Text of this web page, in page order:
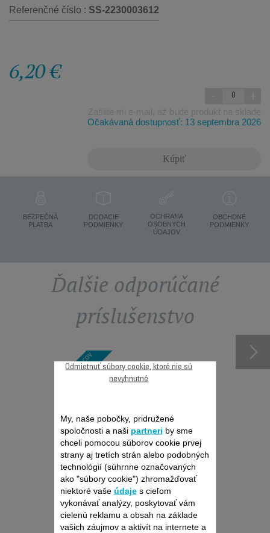
Referenčné číslo : SS-2230003612
6,20 €
Očakávaná dostupnosť: 13 septembra 2026
Kúpiť
BEZPEČNÁ
PLATBA
DODACIE
PODMIENKY
OCHRANA
OSOBNYCH
ÚDAJOV
OBCHDNÉ
PODMIENKY
Ďalšie odporúčané
príslušenstvo
Produkt uz viac nieje k
dispozícií
My, naše pobočky, pridružené
spoločnosti a naši partneri by sme
chceli pomocou súborov cookie prvej
strany aj tretích strán alebo podobných
technológií (súhrnne označovaných
ako "súbory cookie") zhromažďovať
niektoré vaše údajes cieľom
vykonávať analýzy, poskytovať vám
cielenú reklamu a obsah na základe
vašich záujmov a aktivít na internete a
Odmietnuť súbory cookie, ktoré nie sú
nevyhnutné